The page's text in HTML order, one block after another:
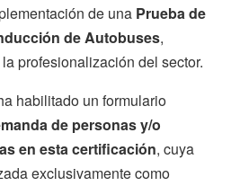
de una Prueba de
de Autobuses,
profesionalización del sector.
habilitado un formulario
de personas y/o
en esta certificación, cuya
exclusivamente como